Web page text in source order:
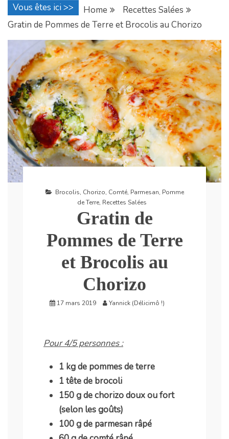
Vous êtes ici >> Home
Recettes Salées
Gratin de Pommes de Terre et Brocolis au Chorizo
Brocolis, Chorizo, Comté, Parmesan, Pomme
de Terre, Recettes Salées
Gratin de
Pommes de Terre
et Brocolis au
Chorizo
17 mars 2019 Yannick (Délicimô !)
Pour 4/5 personnes :
1 kg de pommes de terre
1 tête de brocoli
150 g de chorizo doux ou fort
(selon les goûts)
100 g de parmesan râpé